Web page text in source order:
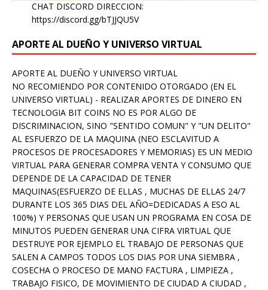
CHAT DISCORD DIRECCION:
https://discord.gg/bTJJQU5V
APORTE AL DUEÑO Y UNIVERSO VIRTUAL
APORTE AL DUEÑO Y UNIVERSO VIRTUAL
NO RECOMIENDO POR CONTENIDO OTORGADO (EN EL
UNIVERSO VIRTUAL) - REALIZAR APORTES DE DINERO EN
TECNOLOGIA BIT COINS NO ES POR ALGO DE
DISCRIMINACION, SINO "SENTIDO COMUN" Y "UN DELITO"
AL ESFUERZO DE LA MAQUINA (NEO ESCLAVITUD A
PROCESOS DE PROCESADORES Y MEMORIAS) ES UN MEDIO
VIRTUAL PARA GENERAR COMPRA VENTA Y CONSUMO QUE
DEPENDE DE LA CAPACIDAD DE TENER
MAQUINAS(ESFUERZO DE ELLAS , MUCHAS DE ELLAS 24/7
DURANTE LOS 365 DIAS DEL AÑO=DEDICADAS A ESO AL
100%) Y PERSONAS QUE USAN UN PROGRAMA EN COSA DE
MINUTOS PUEDEN GENERAR UNA CIFRA VIRTUAL QUE
DESTRUYE POR EJEMPLO EL TRABAJO DE PERSONAS QUE
SALEN A CAMPOS TODOS LOS DIAS POR UNA SIEMBRA ,
COSECHA O PROCESO DE MANO FACTURA , LIMPIEZA ,
TRABAJO FISICO, DE MOVIMIENTO DE CIUDAD A CIUDAD ,